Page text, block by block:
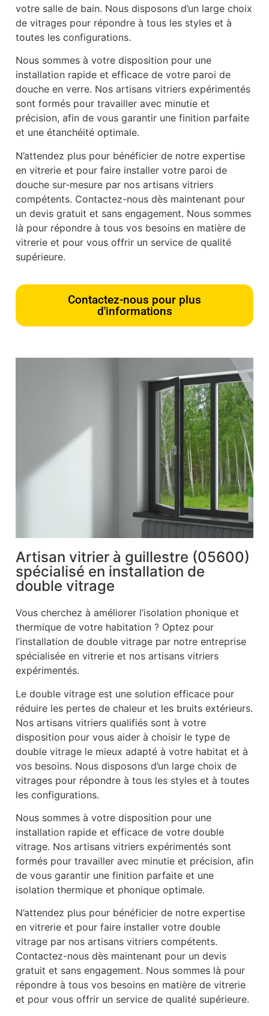
votre salle de bain. Nous disposons d’un large choix
de vitrages pour répondre à tous les styles et à
toutes les configurations.
Nous sommes à votre disposition pour une
installation rapide et efficace de votre paroi de
douche en verre. Nos artisans vitriers expérimentés
sont formés pour travailler avec minutie et
précision, afin de vous garantir une finition parfaite
et une étanchéité optimale.
N’attendez plus pour bénéficier de notre expertise
en vitrerie et pour faire installer votre paroi de
douche sur-mesure par nos artisans vitriers
compétents. Contactez-nous dès maintenant pour
un devis gratuit et sans engagement. Nous sommes
là pour répondre à tous vos besoins en matière de
vitrerie et pour vous offrir un service de qualité
supérieure.
Contactez-nous pour plus
d'informations
Artisan vitrier à guillestre (05600)
spécialisé en installation de
double vitrage
Vous cherchez à améliorer l’isolation phonique et
thermique de votre habitation ? Optez pour
l’installation de double vitrage par notre entreprise
spécialisée en vitrerie et nos artisans vitriers
expérimentés.
Le double vitrage est une solution efficace pour
réduire les pertes de chaleur et les bruits extérieurs.
Nos artisans vitriers qualifiés sont à votre
disposition pour vous aider à choisir le type de
double vitrage le mieux adapté à votre habitat et à
vos besoins. Nous disposons d’un large choix de
vitrages pour répondre à tous les styles et à toutes
les configurations.
Nous sommes à votre disposition pour une
installation rapide et efficace de votre double
vitrage. Nos artisans vitriers expérimentés sont
formés pour travailler avec minutie et précision, afin
de vous garantir une finition parfaite et une
isolation thermique et phonique optimale.
N’attendez plus pour bénéficier de notre expertise
en vitrerie et pour faire installer votre double
vitrage par nos artisans vitriers compétents.
Contactez-nous dès maintenant pour un devis
gratuit et sans engagement. Nous sommes là pour
répondre à tous vos besoins en matière de vitrerie
et pour vous offrir un service de qualité supérieure.